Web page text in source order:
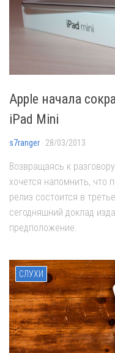
Apple начала
iPad Mini
s7ranger · 28/03/2013
Возвращаясь к
хочется напомнить, что
релиз состоится в
сегодняшний доклад
предположение.
СЛУХИ